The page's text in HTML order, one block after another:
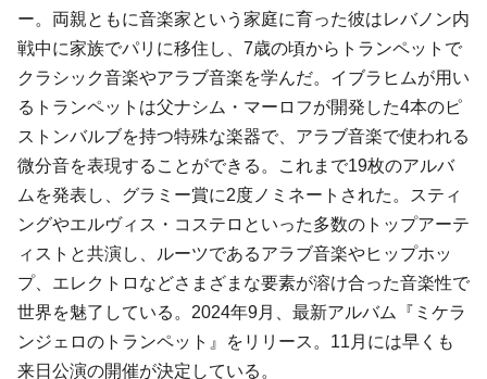
ー。両親ともに音楽家という家庭に育った彼はレバノン内
戦中に家族でパリに移住し、7歳の頃からトランペットで
クラシック音楽やアラブ音楽を学んだ。イブラヒムが用い
るトランペットは父ナシム・マーロフが開発した4本のピ
ストンバルブを持つ特殊な楽器で、アラブ音楽で使われる
微分音を表現することができる。これまで19枚のアルバ
ムを発表し、グラミー賞に2度ノミネートされた。スティ
ングやエルヴィス・コステロといった多数のトップアーテ
ィストと共演し、ルーツであるアラブ音楽やヒップホッ
プ、エレクトロなどさまざまな要素が溶け合った音楽性で
世界を魅了している。2024年9月、最新アルバム『ミケラ
ンジェロのトランペット』をリリース。11月には早くも
来日公演の開催が決定している。